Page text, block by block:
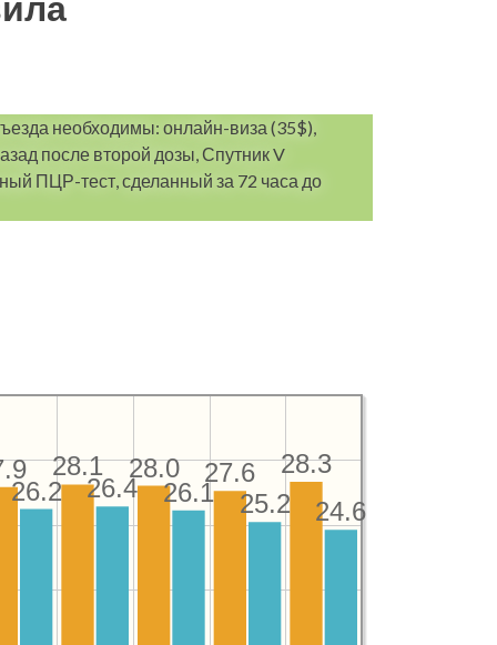
необходимы: онлайн-виза (35$),
после второй дозы, Спутник V
ПЦР-тест, сделанный за 72 часа до